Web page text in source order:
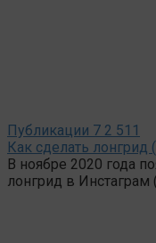
Публикации 7 2 511
Как сделать лонгрид
В ноябре 2020 года
лонгрид в Инстаграм